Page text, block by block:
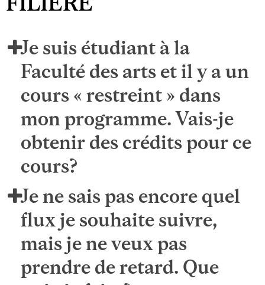
Je suis étudiant à la
Faculté des arts et il y a un
cours « restreint » dans
mon programme. Vais-je
obtenir des crédits pour ce
cours?
Je ne sais pas encore quel
flux je souhaite suivre,
mais je ne veux pas
prendre de retard. Que